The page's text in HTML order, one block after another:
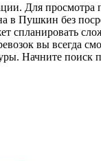
Для просмотра
в Пушкин без
спланировать
вы всегда
Начните поиск